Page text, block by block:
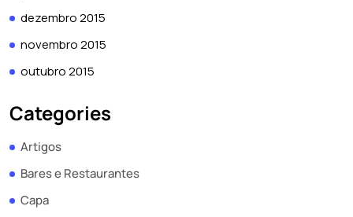
dezembro 2015
novembro 2015
outubro 2015
Categories
Artigos
Bares e Restaurantes
Capa